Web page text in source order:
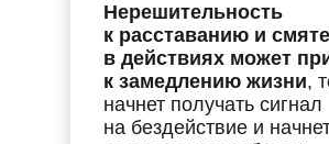
Нерешительность
к расставанию и
в действиях может
к замедлению жизни,
начнет получать сигнал
на бездействие и